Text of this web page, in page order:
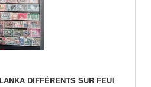
DIFFÉRENTS SUR FEUI